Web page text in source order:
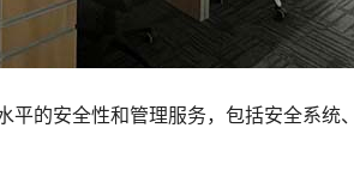
平的安全性和管理服务，包括安全系统